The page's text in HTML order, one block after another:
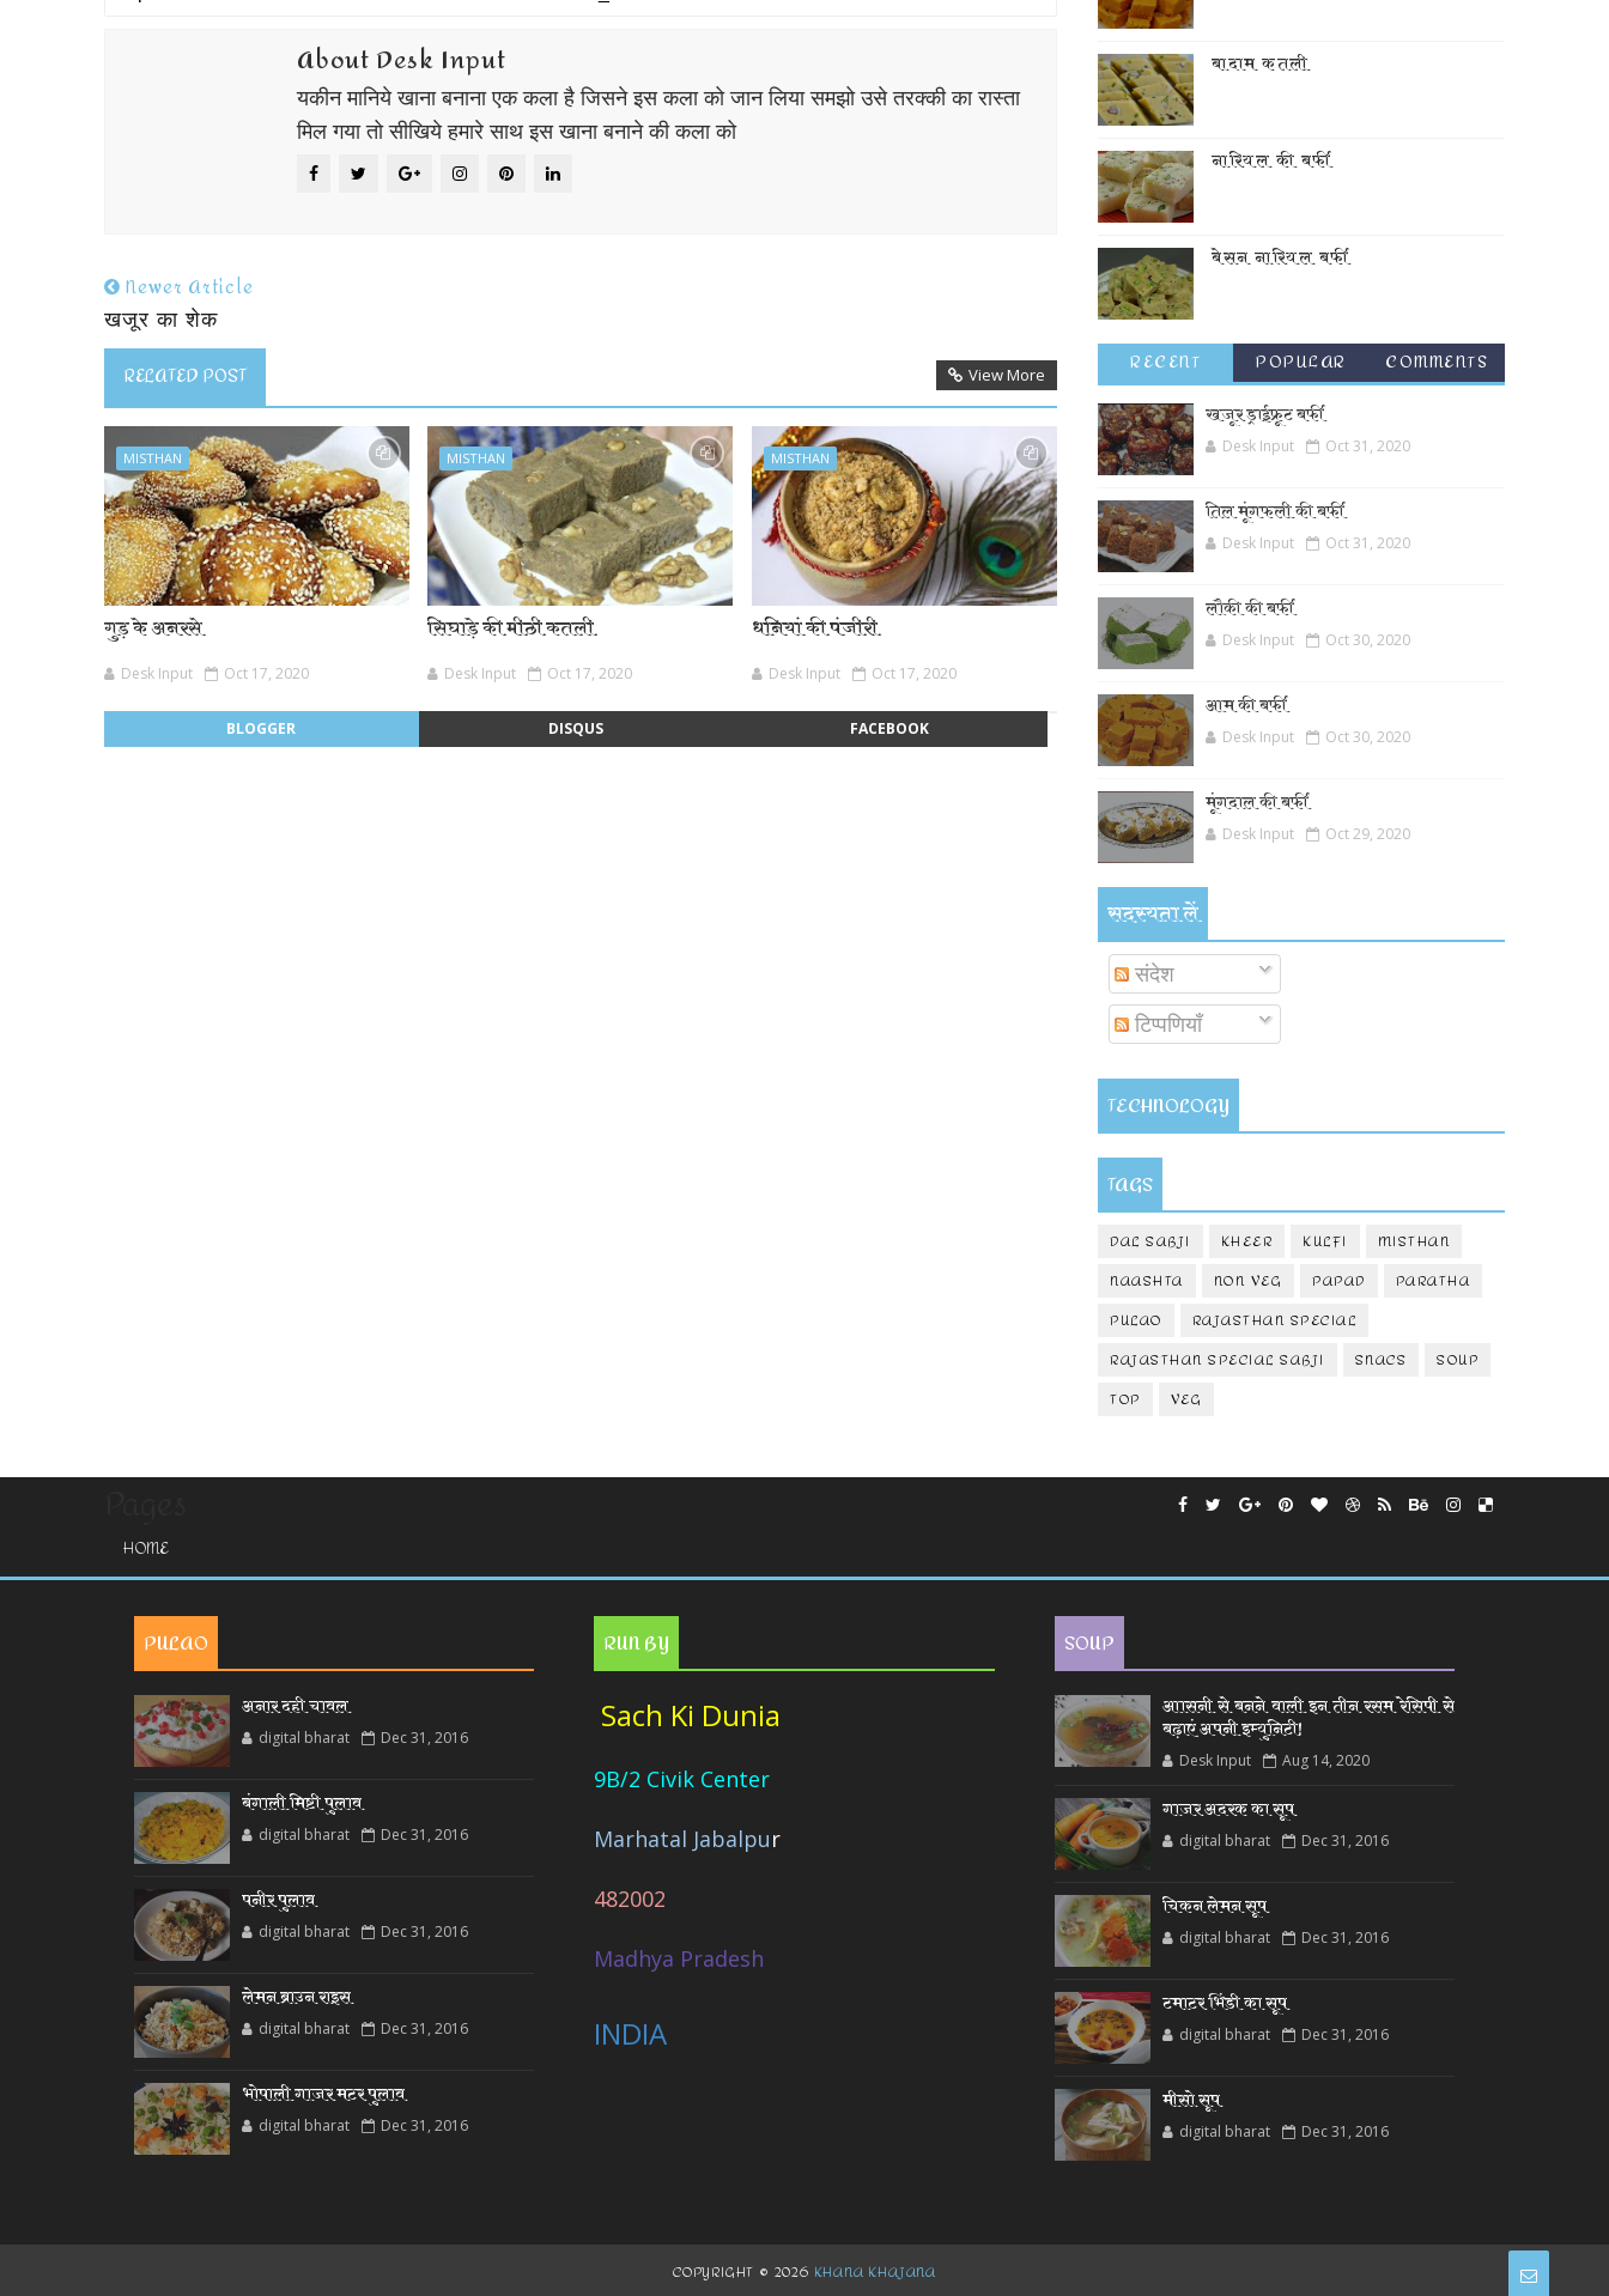
About Desk Input
यकीन मानिये खाना बनाना एक कला है जिसने इस कला को जान लिया समझो उसे तरक्की का रास्ता
मिल गया तो सीखिये हमारे साथ इस खाना बनाने की कला को
Newer Article
खजूर का शेक
RELATED POST View More
MISTHAN
गुड़ के अनरसे
Desk Input Oct 17, 2020
MISTHAN
सिघाड़े की मीठी कतली
Desk Input Oct 17, 2020
MISTHAN
धनियां की पंजीरी
Desk Input Oct 17, 2020
BLOGGER DISQUS FACEBOOK
बादाम कतली
नारियल की बर्फी
बेसन नारियल बर्फी
RECENT POPULAR COMMENTS
खजूर ड्राईफ्रूट बर्फी
Desk Input Oct 31, 2020
तिल मूंगफली की बर्फी
Desk Input Oct 31, 2020
लौकी की बर्फी
Desk Input Oct 30, 2020
आम की बर्फी
Desk Input Oct 30, 2020
मूंगदाल की बर्फी
Desk Input Oct 29, 2020
सदस्यता लें
संदेश
टिप्पणियाँ
TECHNOLOGY
TAGS
DAL SABJI KHEER KULFI
MISTHAN
NAASHTA
NON VEG PAPAD
PARATHA
PULAO
RAJASTHAN SPECIAL
RAJASTHAN SPECIAL SABJI
SNACS
SOUP
TOP
VEG
HOME
PULAO
अनार दही चावल
digital bharat Dec 31, 2016
बंगाली मिष्टी पुलाव
digital bharat Dec 31, 2016
पनीर पुलाव
digital bharat Dec 31, 2016
लेमन ब्राउन राइस
digital bharat Dec 31, 2016
भोपाली गाजर मटर पुलाव
digital bharat Dec 31, 2016
RUN BY
Sach Ki Dunia
9B/2 Civik Center
Marhatal Jabalpur
482002
Madhya Pradesh
INDIA
SOUP
आासनी से बनने वाली इन तीन रसम रेसिपी से
बढ़ाएं अपनी इम्युनिटी!
Desk Input Aug 14, 2020
गाजर अदरक का सूप
digital bharat Dec 31, 2016
चिकन लेमन सूप
digital bharat Dec 31, 2016
टमाटर भिंडी का सूप
digital bharat Dec 31, 2016
मीसो सूप
digital bharat Dec 31, 2016
COPYRIGHT © 2026 KHANA KHAJANA